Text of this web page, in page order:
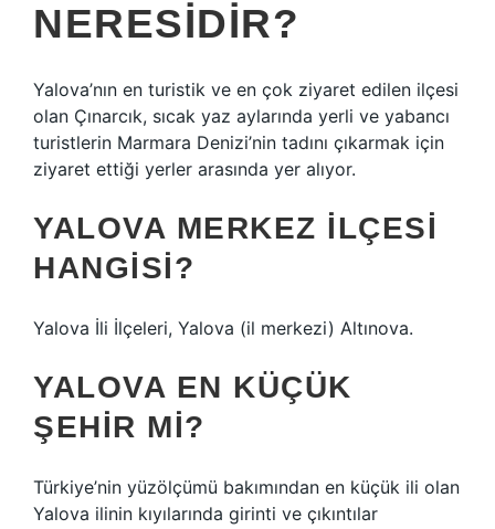
NERESIDIR?
Yalova’nın en turistik ve en çok ziyaret edilen ilçesi
olan Çınarcık, sıcak yaz aylarında yerli ve yabancı
turistlerin Marmara Denizi’nin tadını çıkarmak için
ziyaret ettiği yerler arasında yer alıyor.
YALOVA MERKEZ ILÇESI
HANGISI?
Yalova İli İlçeleri, Yalova (il merkezi) Altınova.
YALOVA EN KÜÇÜK
ŞEHIR MI?
Türkiye’nin yüzölçümü bakımından en küçük ili olan
Yalova ilinin kıyılarında girinti ve çıkıntılar